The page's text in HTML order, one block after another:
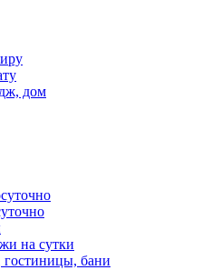
дом
на сутки
гостиницы, бани